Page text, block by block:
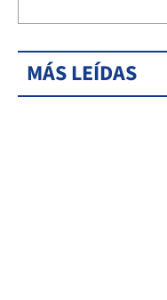
MÁS LEÍDAS